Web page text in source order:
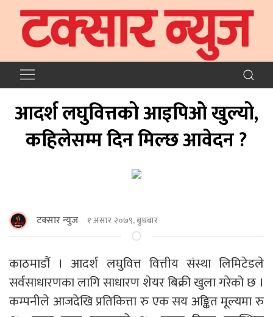
आदर्श लघुवित्तको आइपिओ खुल्यो,
कहिलेसम्म दिन मिल्छ आवेदन ?
टक्सार न्युज १ असार २०७९, बुधबार
काठमाडौं । आदर्श लघुवित्त वित्तीय संस्था लिमिटेडले
सर्वसाधारणका लागि साधारण शेयर बिक्री खुला गरेको छ ।
कम्पनीले आजदेखि प्रतिकित्ता रु एक सय अङ्कित मूल्यमा रु